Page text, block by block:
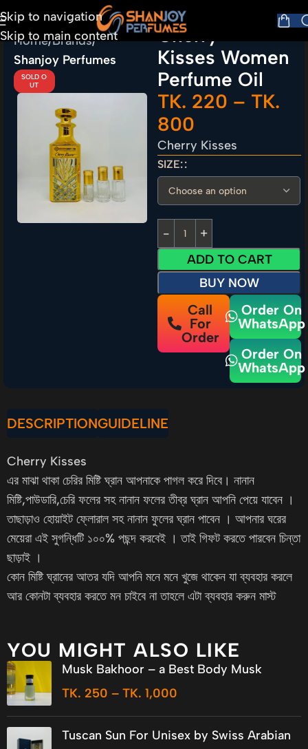
Skip to navigation
Skip to main content
Home Brands
Shanjoy Perfumes
SOLD O
UT
Cherry
Kisses Women
Perfume Oil
TK. 220 – TK.
800
Cherry Kisses
SIZE:
ADD TO CART
BUY NOW
Call
For
Order
Order On
WhatsApp
Order On
WhatsApp
DESCRIPTIONGUIDELINE
Cherry Kisses
এর মাঝা থাকা চেরির মিষ্টি ঘ্রান আপনাকে পাগল করে দিবে। নানান
মিষ্টি,পাউডারি,চেরি ফলের সহ নানান ফলের তীব্র ঘ্রান আপনি পেয়ে যাবেন ।
তাছাড়াও হোয়াইট ফ্লোরাল সহ নানান ফুলের ঘ্রান পাবেন । আপনার ঘরের
মেয়েরা এই সুগন্ধিটি ১০০% পছন্দ করবেই । তাই গিফট করতে পারবেন চিন্তা
ছাড়াই ।
কোন মিষ্টি ঘ্রানের আতর যদি আপনি মনে মনে খুজে থাকেন যা ব্যবহার করলে
আর কোনটা ব্যবহার করতে মন চাইবে না তাহলে এটা ব্যবহার করুন মাস্ট
YOU MIGHT ALSO LIKE
Musk Bakhoor – a Best Body Musk
TK. 250 – TK. 1,000
Tuscan Sun For Unisex by Swiss Arabian